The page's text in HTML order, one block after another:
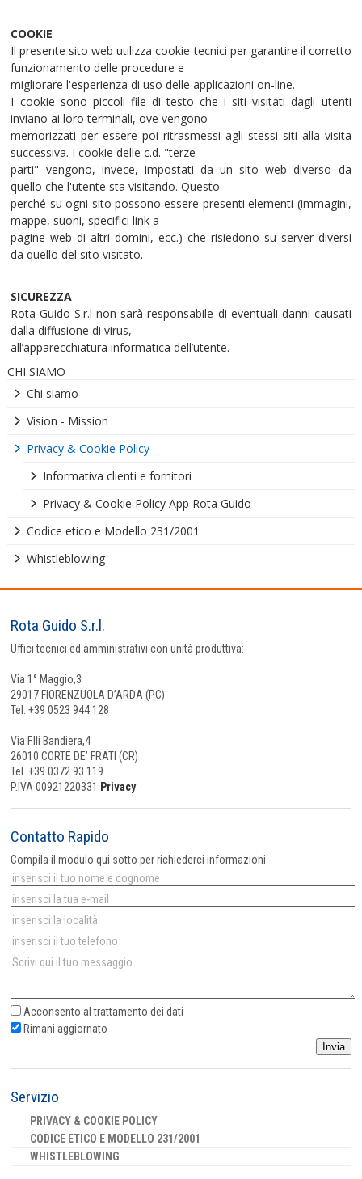
COOKIE
Il presente sito web utilizza cookie tecnici per garantire il corretto
funzionamento delle procedure e
migliorare l'esperienza di uso delle applicazioni on-line.
I cookie sono piccoli file di testo che i siti visitati dagli utenti
inviano ai loro terminali, ove vengono
memorizzati per essere poi ritrasmessi agli stessi siti alla visita
successiva. I cookie delle c.d. "terze
parti" vengono, invece, impostati da un sito web diverso da
quello che l'utente sta visitando. Questo
perché su ogni sito possono essere presenti elementi (immagini,
mappe, suoni, specifici link a
pagine web di altri domini, ecc.) che risiedono su server diversi
da quello del sito visitato.
SICUREZZA
Rota Guido S.r.l non sarà responsabile di eventuali danni causati
dalla diffusione di virus,
all’apparecchiatura informatica dell’utente.
CHI SIAMO
Chi siamo
Vision - Mission
Privacy & Cookie Policy
Informativa clienti e fornitori
Privacy & Cookie Policy App Rota Guido
Codice etico e Modello 231/2001
Whistleblowing
Rota Guido S.r.l.
Uffici tecnici ed amministrativi con unità produttiva:
Via 1° Maggio,3
29017 FIORENZUOLA D’ARDA (PC)
Tel. +39 0523 944 128
Via F.lli Bandiera,4
26010 CORTE DE’ FRATI (CR)
Tel. +39 0372 93 119
P.IVA 00921220331 Privacy
Contatto Rapido
Compila il modulo qui sotto per richiederci informazioni
Acconsento altrattamento dei dati
Rimani aggiornato
Invia
Servizio
PRIVACY & COOKIE POLICY
CODICE ETICO E MODELLO 231/2001
WHISTLEBLOWING